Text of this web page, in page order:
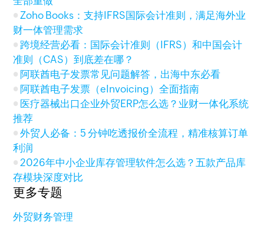
Zoho Books：支持IFRS国际会计准则，满足海外业
财一体管理需求
跨境经营必看：国际会计准则（IFRS）和中国会计
准则（CAS）到底差在哪？
阿联酋电子发票常见问题解答，出海中东必看
阿联酋电子发票（eInvoicing）全面指南
医疗器械出口企业外贸ERP怎么选？业财一体化系统
推荐
外贸人必备：5 分钟吃透报价全流程，精准核算订单
利润
2026年中小企业库存管理软件怎么选？五款产品库
存模块深度对比
更多专题
外贸财务管理